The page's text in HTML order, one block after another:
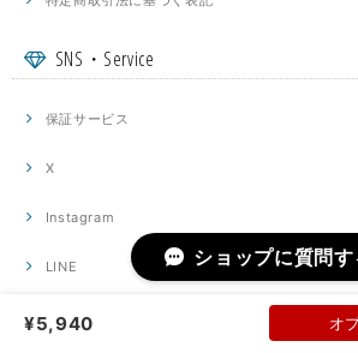
SNS・Service
保証サービス
X
Instagram
LINE
YouTube
¥5,940 オ
ショップに質問す